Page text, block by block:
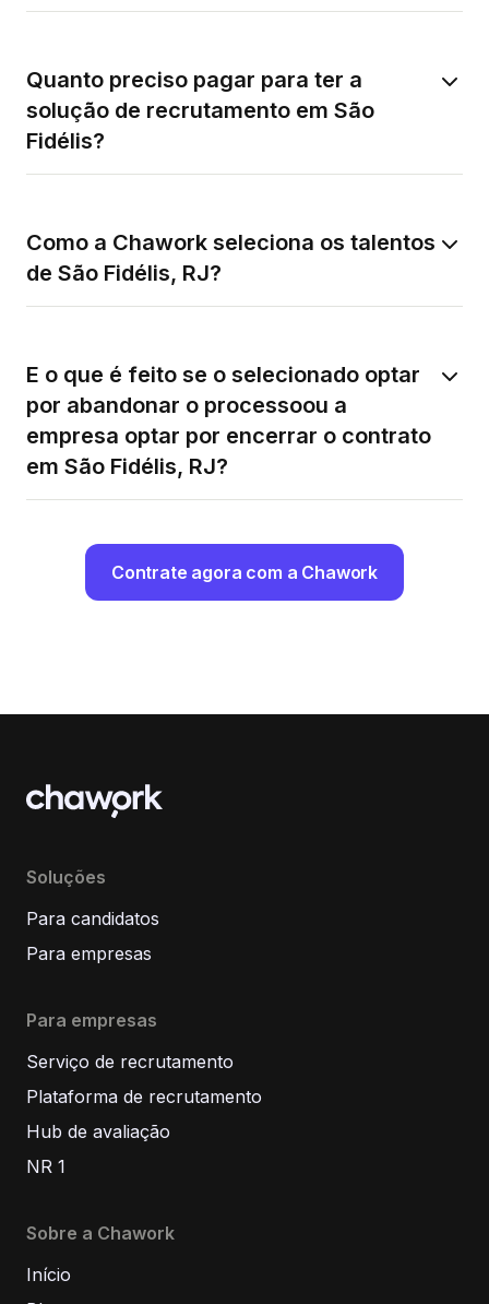
Quanto preciso pagar para ter a
solução de recrutamento em São
Fidélis?
Como a Chawork seleciona os talentos
de São Fidélis, RJ?
E o que é feito se o selecionado optar
por abandonar o processoou a
empresa optar por encerrar o contrato
em São Fidélis, RJ?
Contrate agora com a Chawork
Soluções
Para candidatos
Para empresas
Para empresas
Serviço de recrutamento
Plataforma de recrutamento
Hub de avaliação
NR 1
Sobre a Chawork
Início